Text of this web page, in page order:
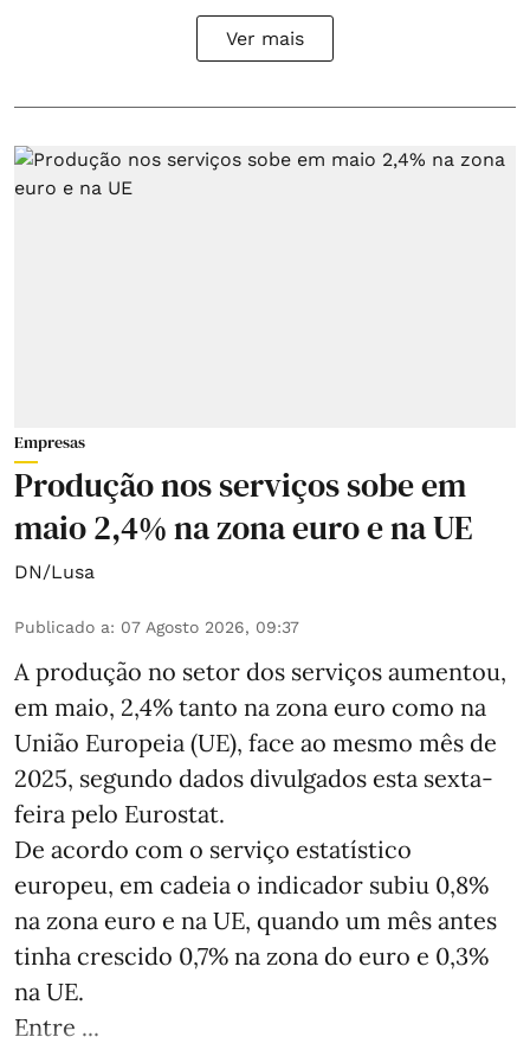
Ver mais
Empresas
Produção nos serviços sobe em
maio 2,4% na zona euro e na UE
DN/Lusa
Publicado a: 07 Agosto 2026, 09:37
A produção no setor dos serviços aumentou,
em maio, 2,4% tanto na zona euro como na
União Europeia (UE), face ao mesmo mês de
2025, segundo dados divulgados esta sexta-
feira pelo Eurostat.
De acordo com o serviço estatístico
europeu, em cadeia o indicador subiu 0,8%
na zona euro e na UE, quando um mês antes
tinha crescido 0,7% na zona do euro e 0,3%
na UE.
Entre ...